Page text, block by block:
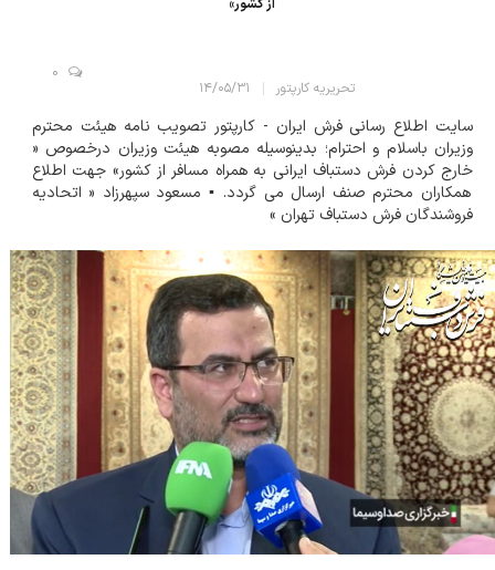
از کشور»
تحریریه کارپتور ۱۴/۰۵/۳۱
0
سایت اطلاع رسانی فرش ایران - کارپتور تصویب نامه هیئت محترم
وزیران باسلام و احترام؛ بدینوسیله مصوبه هیئت وزیران درخصوص «
خارج کردن فرش دستباف ایرانی به همراه مسافر از کشور» جهت اطلاع
همکاران محترم صنف ارسال می گردد. ▪️ مسعود سپهرزاد « اتحادیه
فروشندگان فرش دستباف تهران »